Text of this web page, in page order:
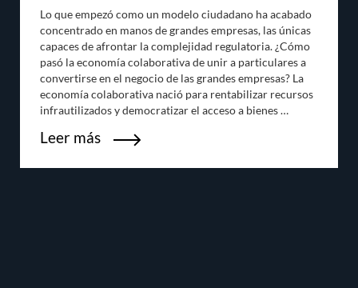
Lo que empezó como un modelo ciudadano ha acabado
concentrado en manos de grandes empresas, las únicas
capaces de afrontar la complejidad regulatoria. ¿Cómo
pasó la economía colaborativa de unir a particulares a
convertirse en el negocio de las grandes empresas? La
economía colaborativa nació para rentabilizar recursos
infrautilizados y democratizar el acceso a bienes …
Leer más